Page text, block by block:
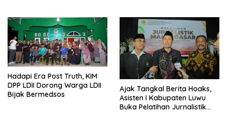
Hadapi Era Post Truth, KIM
DPP LDII Dorong Warga LDII
Bijak Bermedsos
Ajak Tangkal Berita Hoaks,
Asisten I Kabupaten Luwu
Buka Pelatihan Jurnalistik